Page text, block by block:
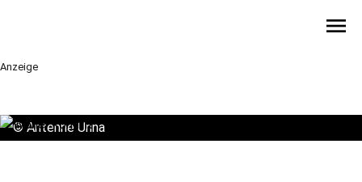
menu
Anzeige
© Antenne Unna